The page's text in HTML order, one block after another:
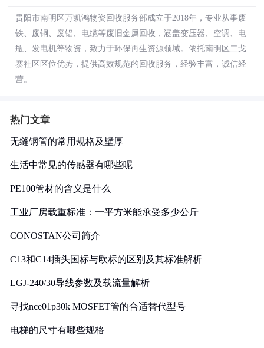
贵阳市南明区万凯鸿物资回收服务部成立于2018年，专业从事废
铁、废铜、废铝、电缆等废旧金属回收，涵盖变压器、空调、电
瓶、发电机等物资，致力于环保再生资源领域。依托南明区二戈
寨社区区位优势，提供高效规范的回收服务，经验丰富，诚信经
营。
热门文章
无缝钢管的常用规格及壁厚
生活中常见的传感器有哪些呢
PE100管材的含义是什么
工业厂房载重标准：一平方米能承受多少公斤
CONOSTAN公司简介
C13和C14插头国标与欧标的区别及其标准解析
LGJ-240/30导线参数及载流量解析
寻找nce01p30k MOSFET管的合适替代型号
电梯的尺寸有哪些规格